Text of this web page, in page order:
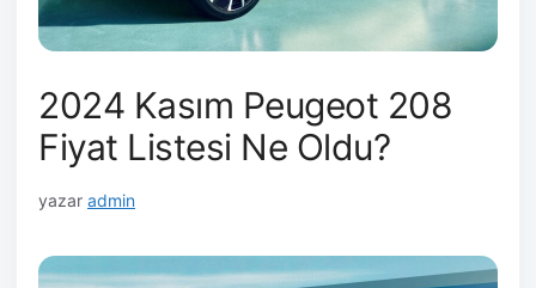
2024 Kasım Peugeot 208
Fiyat Listesi Ne Oldu?
yazar admin